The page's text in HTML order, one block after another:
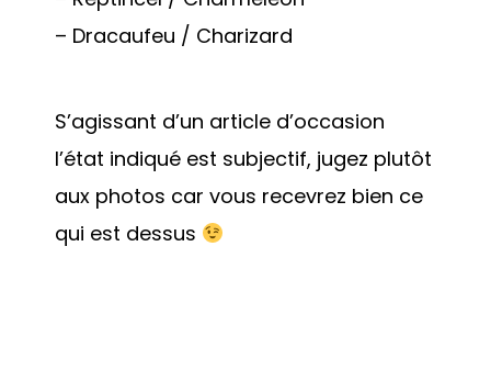
– Dracaufeu / Charizard
S’agissant d’un article d’occasion
l’état indiqué est subjectif, jugez plutôt
aux photos car vous recevrez bien ce
qui est dessus